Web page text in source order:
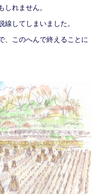
れません。
してしまいました。
、このへんで終えることに